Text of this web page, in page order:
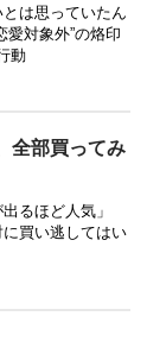
とは思っていたん
対象外”の烙印
動
全部買ってみ
るほど人気」
に買い逃してはい